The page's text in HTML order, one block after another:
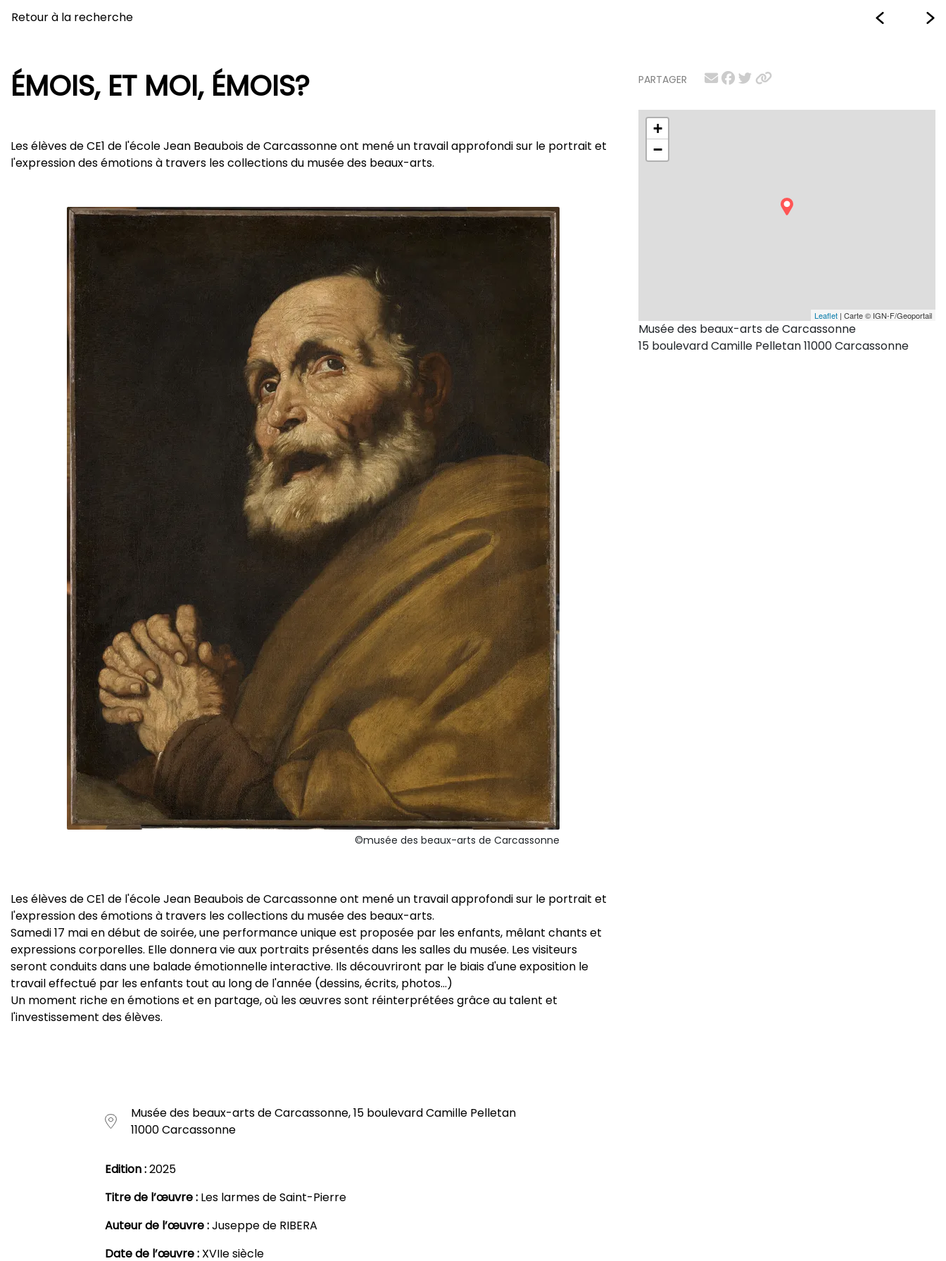
Retour à la recherche
PARTAGER
+
−
Leaflet | Carte © IGN-F/Geoportail
Musée des beaux-arts de Carcassonne
15 boulevard Camille Pelletan 11000 Carcassonne
ÉMOIS, ET MOI, ÉMOIS?
Les élèves de CE1 de l'école Jean Beaubois de Carcassonne ont mené un travail approfondi sur le portrait et
l'expression des émotions à travers les collections du musée des beaux-arts.
©musée des beaux-arts de Carcassonne
Les élèves de CE1 de l'école Jean Beaubois de Carcassonne ont mené un travail approfondi sur le portrait et
l'expression des émotions à travers les collections du musée des beaux-arts.
Samedi 17 mai en début de soirée, une performance unique est proposée par les enfants, mêlant chants et
expressions corporelles. Elle donnera vie aux portraits présentés dans les salles du musée. Les visiteurs
seront conduits dans une balade émotionnelle interactive. Ils découvriront par le biais d'une exposition le
travail effectué par les enfants tout au long de l'année (dessins, écrits, photos...)
Un moment riche en émotions et en partage, où les œuvres sont réinterprétées grâce au talent et
l'investissement des élèves.
Musée des beaux-arts de Carcassonne, 15 boulevard Camille Pelletan
11000 Carcassonne
Edition :2025
Titre de l’œuvre : Les larmes de Saint-Pierre
Auteur de l’œuvre :Juseppe de RIBERA
Date de l’œuvre : XVIIe siècle